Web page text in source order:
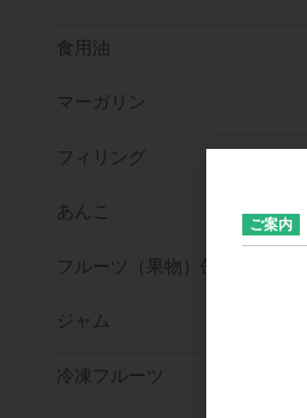
食用油
マーガリン
フィリング
あんこ
フルーツ（果物）缶詰
ジャム
冷凍フルーツ
ご案内